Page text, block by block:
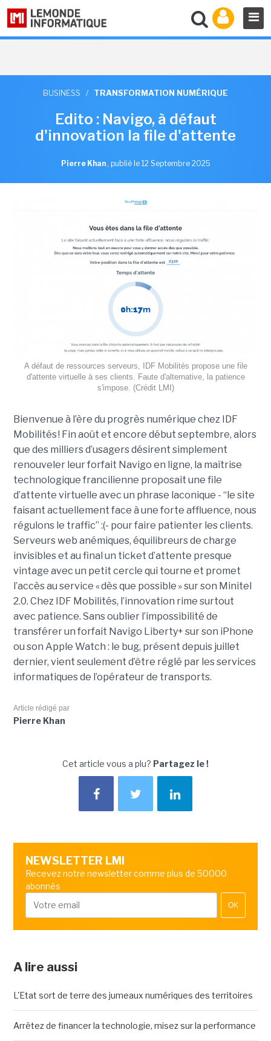
BUSINESS / TRANSFORMATION NUMÉRIQUE
Edito : Navigo, à défaut
d'innovation la file d'attente
Pierre Khan , publié le 12 Septembre 2025
A défaut de ressources serveurs, IDF Mobilités propose une file
d'attente virtuelle à ses clients. Faute d'alternative, la patience
s'impose. (Crédit LMI)
Bienvenue à l’ère du progrès numérique chez IDF
Mobilités ! Fin août et encore début septembre, alors
que des milliers d’usagers désirent simplement
renouveler leur forfait Navigo en ligne, la maîtrise
technologique francilienne proposait une file
d’attente virtuelle avec un phrase laconique - “le site
faisant actuellement face à une forte affluence, nous
régulons le traffic” :(- pour faire patienter les clients.
Serveurs web anémiques, équilibreurs de charge
invisibles et au final un ticket d’attente presque
vintage avec un petit cercle qui tourne et promet
l’accès au service « dès que possible » sur son Minitel
2.0. Chez IDF Mobilités, l’innovation rime surtout
avec patience. Sans oublier l’impossibilité de
transférer un forfait Navigo Liberty+ sur son iPhone
ou son Apple Watch : le bug, présent depuis juillet
dernier, vient seulement d’être réglé par les services
informatiques de l’opérateur de transports.
Article rédigé par
Pierre Khan
Cet article vous a plu? Partagez le !
NEWSLETTER LMI
Recevez notre newsletter comme plus de 50000
abonnés
OK
A lire aussi
L'Etat sort de terre des jumeaux numériques des territoires
Arrêtez de financer la technologie, misez sur la performance